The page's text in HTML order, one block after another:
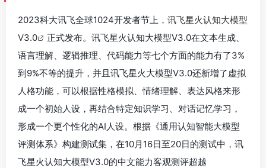
2023科大讯飞全球1024开发者节上， 讯飞星火认知大模型
V3.0
正式发布。讯飞星火认知大模型V3.0在文本生成、
语言理解、逻辑推理、代码能力等七个方面的能力有了3%
到9%不等的提升，并且讯飞星火大模型V3.0还新增了虚拟
人格功能，可以根据性格模拟、情绪理解、表达风格来形
成一个初始人设，再结合特定知识学习、对话记忆学习，
形成一个更个性化的AI人设。根据《通用认知智能大模型
评测体系》构建测试集，在10月16日至20日的测试中，讯
飞星火认知大模型V3.0的中文能力客观测评超越